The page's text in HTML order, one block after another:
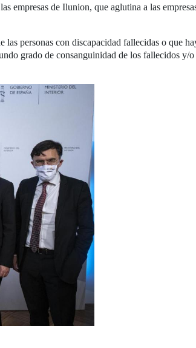
empresas de Ilunion, que aglutina a las
personas con discapacidad fallecidas o que
grado de consanguinidad de los fallecidos y/o